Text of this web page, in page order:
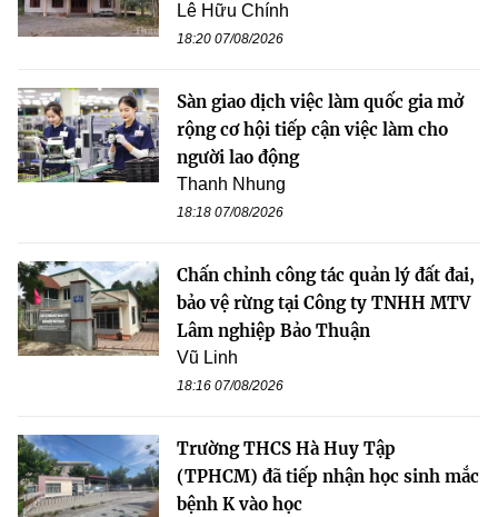
Lê Hữu Chính
18:20 07/08/2026
Sàn giao dịch việc làm quốc gia mở
rộng cơ hội tiếp cận việc làm cho
người lao động
Thanh Nhung
18:18 07/08/2026
Chấn chỉnh công tác quản lý đất đai,
bảo vệ rừng tại Công ty TNHH MTV
Lâm nghiệp Bảo Thuận
Vũ Linh
18:16 07/08/2026
Trường THCS Hà Huy Tập
(TPHCM) đã tiếp nhận học sinh mắc
bệnh K vào học